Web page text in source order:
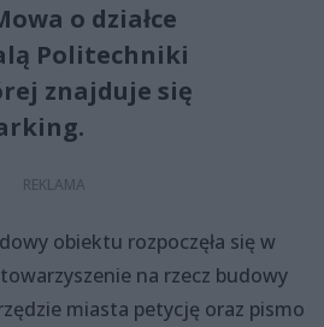
o działce
Politechniki
znajduje się
obiektu rozpoczęła się w
na rzecz budowy
miasta petycję oraz pismo